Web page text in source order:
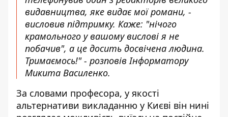
видавництва, яке видає мої романи, -
висловив підтримку. Каже: "нічого
крамольного у вашому вислові я не
побачив", а це досить досвічена людина.
Тримаємось!" - розповів Інформатору
Микита Василенко.
За словами професора, у якості
альтернативи викладанню у Києві він нині